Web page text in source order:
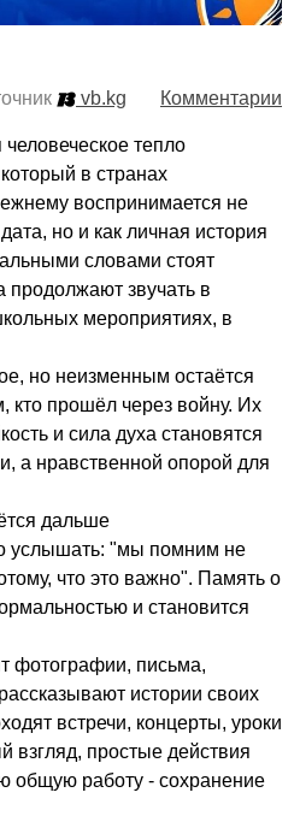
vb.kg Комментарии
человеческое тепло
в странах
воспринимается не
но и как личная история
словами стоят
звучать в
мероприятиях, в
но неизменным остаётся
кто прошёл через войну. Их
и сила духа становятся
а нравственной опорой для
дальше
услышать: "мы помним не
что это важно". Память о
и становится
фотографии, письма,
истории своих
встречи, концерты, уроки
взгляд, простые действия
общую работу - сохранение